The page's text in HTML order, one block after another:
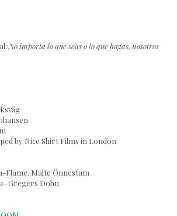
No importa lo que seas o lo que hagas, nosotros
by Nice Shirt Films in London
Flame, Malte Önnestam
Gregers Dohn